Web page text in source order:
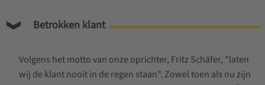
Betrokken klant
Volgens het motto van onze oprichter, Fritz Schäfer, "laten
wij de klant nooit in de regen staan". Zowel toen als nu zijn